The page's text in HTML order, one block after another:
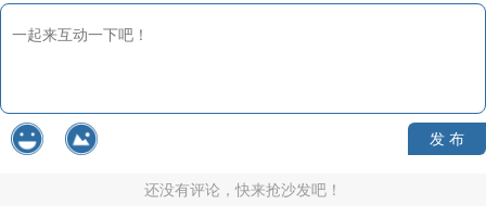
发 布
还没有评论，快来抢沙发吧！